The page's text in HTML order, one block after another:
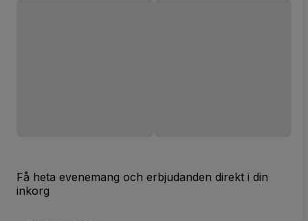
Få heta evenemang och erbjudanden direkt i din
inkorg